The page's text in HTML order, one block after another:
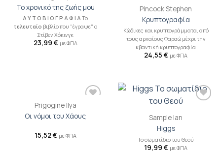
επιθυμιών
Το χρονικό της ζωής μου
Α Υ Τ Ο Β Ι Ο Γ Ρ Α Φ Ι Α Το
τελευταίο βιβλίο που "έγραψε" ο
Στίβεν Χόκινγκ
23,99 € με ΦΠΑ
επιθυμιών
Pincock Stephen
Κρυπτογραφία
Κώδικες και κρυπτογράμματα, από
τους αρχαίους Φαραώ μέχρι την
κβαντική κρυπτογραφία
24,55 € με ΦΠΑ
Προσθήκη
βιβλίου
στη λίστα
Prigogine Ilya
Οι νόμοι του Χάους
15,52€ με ΦΠΑ
Sample Ian
Higgs
Το σωματίδιο του Θεού
19,99 € με ΦΠΑ